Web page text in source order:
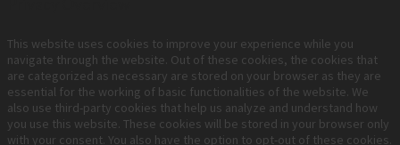
This website uses cookies to improve your experience while you
navigate through the website. Out of these cookies, the cookies that
are categorized as necessary are stored on your browser as they are
essential for the working of basic functionalities of the website. We
also use third-party cookies that help us analyze and understand how
you use this website. These cookies will be stored in your browser only
with your consent. You also have the option to opt-out of these cookies.